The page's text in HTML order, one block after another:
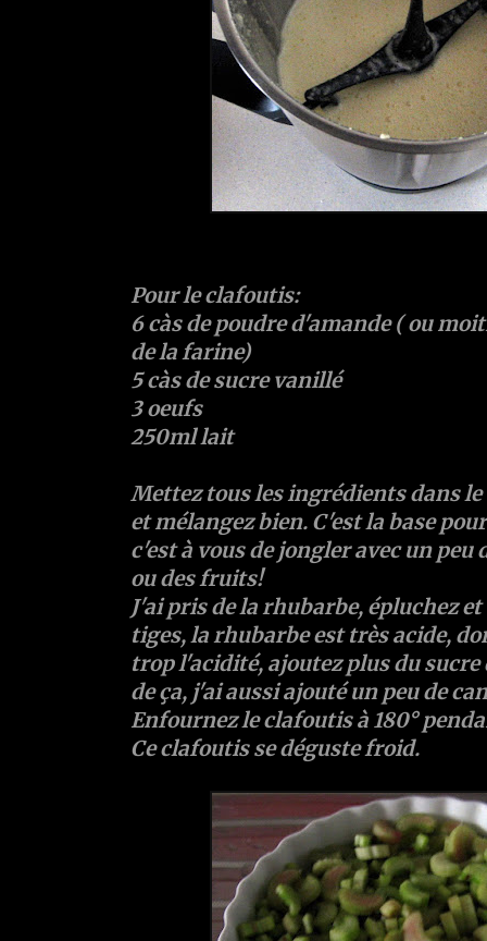
Pour le clafoutis:
6 càs de poudre d'amande ( ou
de la farine)
5 càs de sucre vanillé
3 oeufs
250ml lait
Mettez tous les ingrédients dans
et mélangez bien. C'est la base
c'est à vous de jongler avec un peu
ou des fruits!
J'ai pris de la rhubarbe, épluchez
tiges, la rhubarbe est très acide,
trop l'acidité, ajoutez plus du sucre
de ça, j'ai aussi ajouté un peu de
Enfournez le clafoutis à 180°
Ce clafoutis se déguste froid.